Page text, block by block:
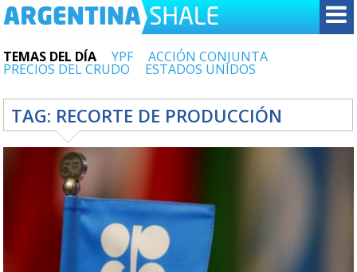
TEMAS DEL DÍA YPF ACCIÓN CONJUNTA
PRECIOS DEL CRUDO ESTADOS UNIDOS
TAG: RECORTE DE PRODUCCIÓN